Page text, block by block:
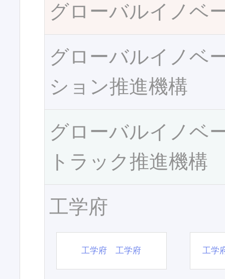
グローバルイノベ
グローバルイノベ
ション推進機構
グローバルイノベ
トラック推進機構
工学府
工学府 工学府 工学